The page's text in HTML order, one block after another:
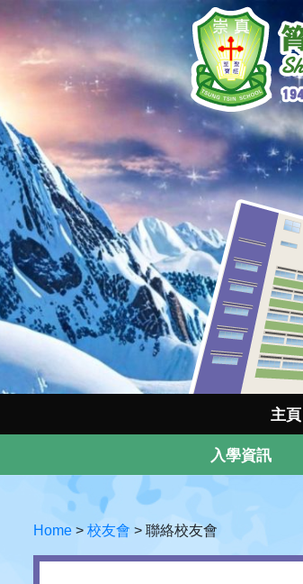
主頁
入學資訊
Home > 校友會 > 聯絡校友會